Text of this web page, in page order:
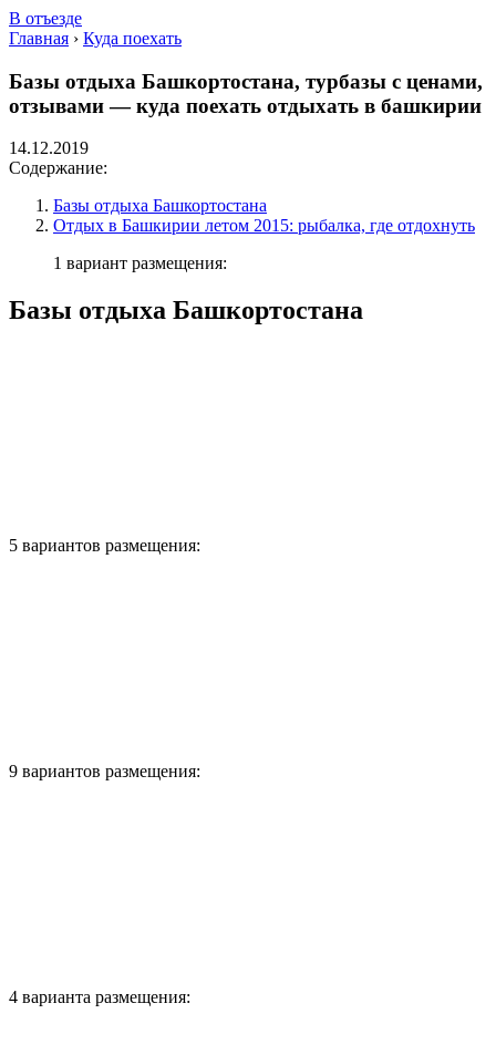
В отъезде
Главная › Куда поехать
Базы отдыха Башкортостана, турбазы с ценами,
отзывами — куда поехать отдыхать в башкирии
14.12.2019
Содержание:
Базы отдыха Башкортостана
Отдых в Башкирии летом 2015: рыбалка, где отдохнуть
1 вариант размещения:
Базы отдыха Башкортостана
5 вариантов размещения:
9 вариантов размещения:
4 варианта размещения: